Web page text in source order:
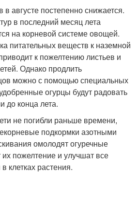
в августе постепенно снижается.
в последний месяц лета
на корневой системе овощей.
питательных веществ к наземной
к пожелтению листьев и
Однако продлить
можно с помощью специальных
огурцы будут радовать
до конца лета.
не погибли раньше времени,
подкормки азотными
омолодят огуречные
пожелтение и улучшат все
клетках растения.